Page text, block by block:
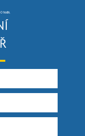
hodin.